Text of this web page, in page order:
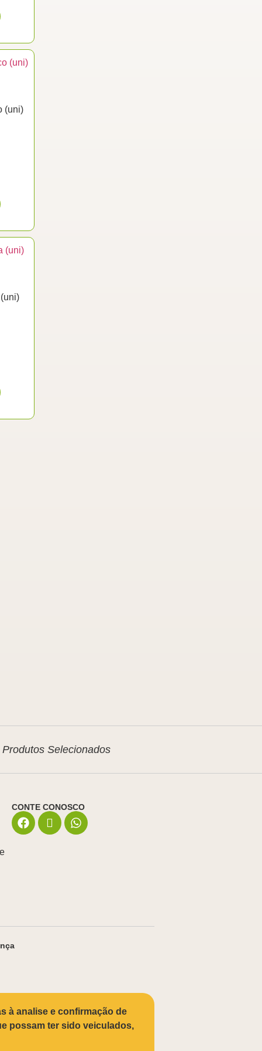
(uni)
Produtos Selecionados
CONTE CONOSCO
à analise e confirmação de
possam ter sido veiculados,